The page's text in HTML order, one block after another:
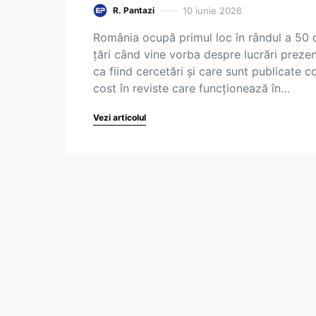
R. Pantazi 10 iunie 2026
România ocupă primul loc în rândul a 50
țări când vine vorba despre lucrări
ca fiind cercetări și care sunt publicate
cost în reviste care funcționează în…
Vezi articolul